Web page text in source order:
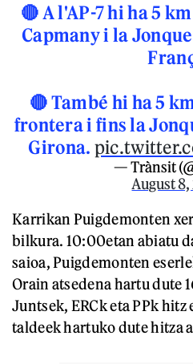
🔴 A l'AP-7 hi ha 5
Capmany i la
🔴 També hi ha 5
frontera i fins la
Girona.
— Trànsit
August
Karrikan Puigdemonten
bilkura. 10:00etan abiatu
saioa, Puigdemonten
Orain atsedena hartu dute
Juntsek, ERCk eta PPk
taldeek hartuko dute hitza